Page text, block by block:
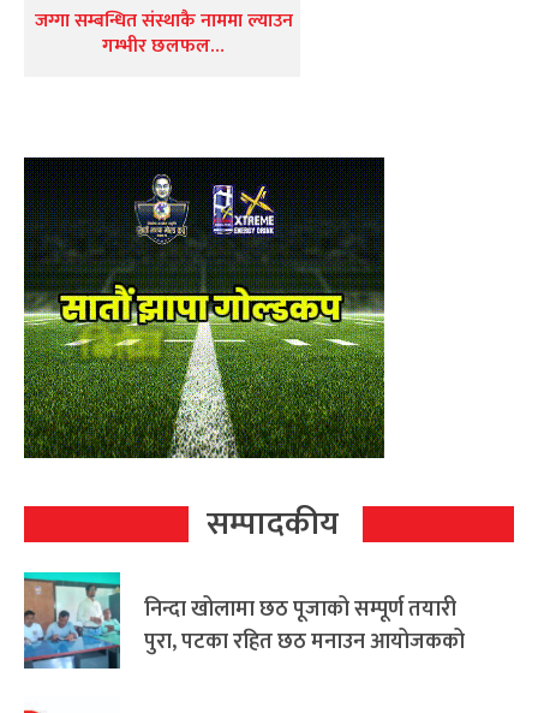
जग्गा सम्बन्धित संस्थाकै नाममा ल्याउन
गम्भीर छलफल…
सम्पादकीय
निन्दा खोलामा छठ पूजाको सम्पूर्ण तयारी
पुरा, पटका रहित छठ मनाउन आयोजकको